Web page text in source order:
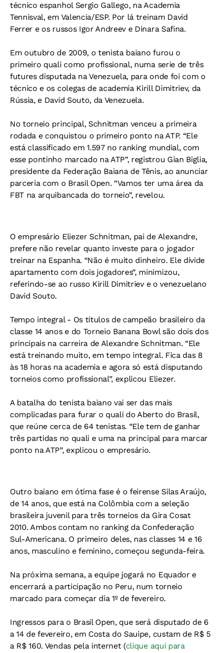
técnico espanhol Sergio Gallego, na Academia
Tennisval, em Valencia/ESP. Por lá treinam David
Ferrer e os russos Igor Andreev e Dinara Safina.
Em outubro de 2009, o tenista baiano furou o
primeiro quali como profissional, numa serie de três
futures disputada na Venezuela, para onde foi com o
técnico e os colegas de academia Kirill Dimitriev, da
Rússia, e David Souto, da Venezuela.
No torneio principal, Schnitman venceu a primeira
rodada e conquistou o primeiro ponto na ATP. “Ele
está classificado em 1.597 no ranking mundial, com
esse pontinho marcado na ATP”, registrou Gian Biglia,
presidente da Federação Baiana de Tênis, ao anunciar
parceria com o Brasil Open. “Vamos ter uma área da
FBT na arquibancada do torneio”, revelou.
O empresário Eliezer Schnitman, pai de Alexandre,
prefere não revelar quanto investe para o jogador
treinar na Espanha. “Não é muito dinheiro. Ele divide
apartamento com dois jogadores”, minimizou,
referindo-se ao russo Kirill Dimitriev e o venezuelano
David Souto.
Tempo integral - Os títulos de campeão brasileiro da
classe 14 anos e do Torneio Banana Bowl são dois dos
principais na carreira de Alexandre Schnitman. “Ele
está treinando muito, em tempo integral. Fica das 8
às 18 horas na academia e agora só está disputando
torneios como profissional”, explicou Eliezer.
A batalha do tenista baiano vai ser das mais
complicadas para furar o quali do Aberto do Brasil,
que reúne cerca de 64 tenistas. “Ele tem de ganhar
três partidas no quali e uma na principal para marcar
ponto na ATP”, explicou o empresário.
Outro baiano em ótima fase é o feirense Silas Araújo,
de 14 anos, que está na Colômbia com a seleção
brasileira juvenil para três torneios da Gira Cosat
2010. Ambos contam no ranking da Confederação
Sul-Americana. O primeiro deles, nas classes 14 e 16
anos, masculino e feminino, começou segunda-feira.
Na próxima semana, a equipe jogará no Equador e
encerrará a participação no Peru, num torneio
marcado para começar dia 1º de fevereiro.
Ingressos para o Brasil Open, que será disputado de 6
a 14 de fevereiro, em Costa do Sauipe, custam de R$ 5
a R$ 160. Vendas pela internet (clique aqui para